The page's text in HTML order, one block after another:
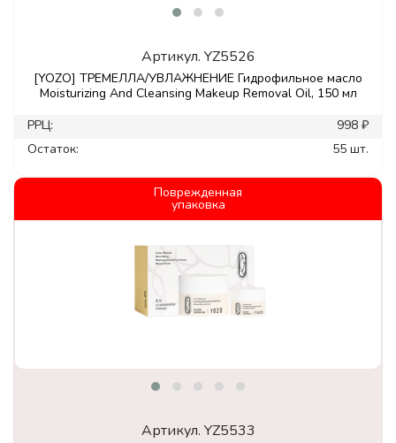
Артикул. YZ5526
[YOZO] ТРЕМЕЛЛА/УВЛАЖНЕНИЕ Гидрофильное масло
Moisturizing And Cleansing Makeup Removal Oil, 150 мл
РРЦ:
998 ₽
Остаток:
55 шт.
Поврежденная
упаковка
Артикул. YZ5533